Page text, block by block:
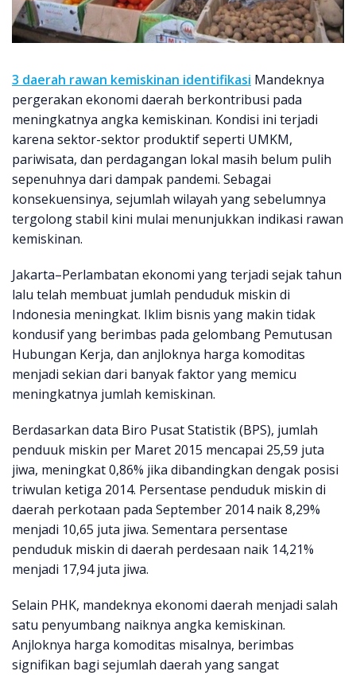
3 daerah rawan kemiskinan identifikasi Mandeknya
pergerakan ekonomi daerah berkontribusi pada
meningkatnya angka kemiskinan. Kondisi ini terjadi
karena sektor-sektor produktif seperti UMKM,
pariwisata, dan perdagangan lokal masih belum pulih
sepenuhnya dari dampak pandemi. Sebagai
konsekuensinya, sejumlah wilayah yang sebelumnya
tergolong stabil kini mulai menunjukkan indikasi rawan
kemiskinan.
Jakarta–Perlambatan ekonomi yang terjadi sejak tahun
lalu telah membuat jumlah penduduk miskin di
Indonesia meningkat. Iklim bisnis yang makin tidak
kondusif yang berimbas pada gelombang Pemutusan
Hubungan Kerja, dan anjloknya harga komoditas
menjadi sekian dari banyak faktor yang memicu
meningkatnya jumlah kemiskinan.
Berdasarkan data Biro Pusat Statistik (BPS), jumlah
penduuk miskin per Maret 2015 mencapai 25,59 juta
jiwa, meningkat 0,86% jika dibandingkan dengak posisi
triwulan ketiga 2014. Persentase penduduk miskin di
daerah perkotaan pada September 2014 naik 8,29%
menjadi 10,65 juta jiwa. Sementara persentase
penduduk miskin di daerah perdesaan naik 14,21%
menjadi 17,94 juta jiwa.
Selain PHK, mandeknya ekonomi daerah menjadi salah
satu penyumbang naiknya angka kemiskinan.
Anjloknya harga komoditas misalnya, berimbas
signifikan bagi sejumlah daerah yang sangat